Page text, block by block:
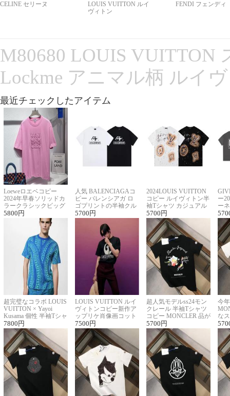
CELINE セリーヌ
LOUIS VUITTON ルイ
ヴィトン
FENDI フェンディ
M80680 LOUIS VUITTON
Lockme アニマル柄 ルイ
最近チェックしたアイテム
Loeweロエベコピー
2024年早春ソリッドカ
ラークラシックビッグ
ロゴ刺繍Tシャツ
5800 円
人気 BALENCIAGAコ
ピー バレンシアガ ロ
ゴプリントの半袖クル
ーネックTシャツ
5700 円
2024LOUIS VUITTON
コピー ルイヴィトン半
袖Tシャツ カジュアル
に馴染む 2色展開
5700 円
ー
ー
ー
超完璧なコラボ LOUIS
VUITTON × Yayoi
Kusama 個性 半袖Tシャ
ツコピー男女兼用
7800 円
LOUIS VUITTON ルイ
ヴィトンコピー新作ア
ップリケ肖像画コット
ンニット半袖Tシャツ
7500 円
超人気モデルss24モン
クレール 半袖Tシャツ
コピー MONCLER 品が
良く見た目
5700 円
今
な
ル